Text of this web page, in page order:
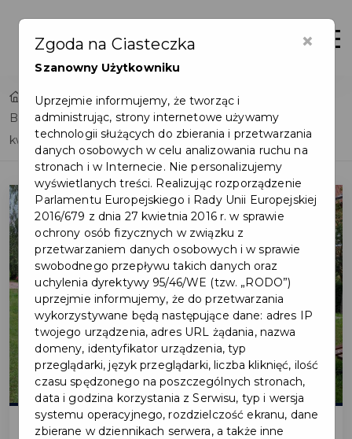
Home
Budżet Obywatelski 2023 - zgłoś pomysł do końca
kwietnia!
×
Zgoda na Ciasteczka
Szanowny Użytkowniku
Uprzejmie informujemy, że tworząc i
administrując, strony internetowe używamy
technologii służących do zbierania i przetwarzania
danych osobowych w celu analizowania ruchu na
stronach i w Internecie. Nie personalizujemy
wyświetlanych treści. Realizując rozporządzenie
Parlamentu Europejskiego i Rady Unii Europejskiej
2016/679 z dnia 27 kwietnia 2016 r. w sprawie
ochrony osób fizycznych w związku z
przetwarzaniem danych osobowych i w sprawie
swobodnego przepływu takich danych oraz
uchylenia dyrektywy 95/46/WE (tzw. „RODO”)
uprzejmie informujemy, że do przetwarzania
wykorzystywane będą następujące dane: adres IP
twojego urządzenia, adres URL żądania, nazwa
domeny, identyfikator urządzenia, typ
przeglądarki, język przeglądarki, liczba kliknięć, ilość
czasu spędzonego na poszczególnych stronach,
data i godzina korzystania z Serwisu, typ i wersja
systemu operacyjnego, rozdzielczość ekranu, dane
zbierane w dziennikach serwera, a także inne